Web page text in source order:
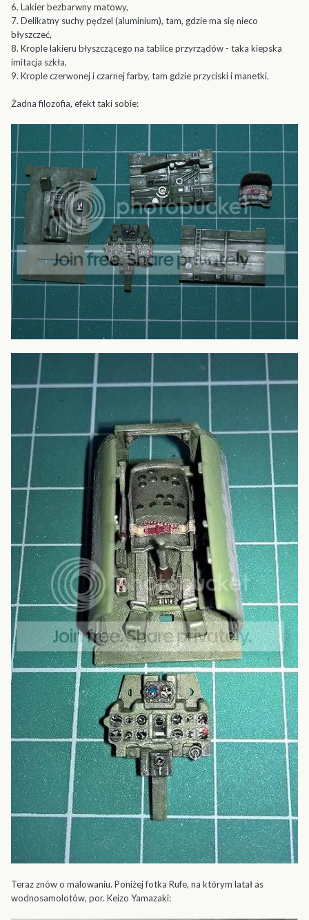
6. Lakier bezbarwny matowy,
7. Delikatny suchy pędzel (aluminium), tam, gdzie ma się nieco
błyszczeć,
8. Krople lakieru błyszczącego na tablice przyrządów - taka kiepska
imitacja szkła,
9. Krople czerwonej i czarnej farby, tam gdzie przyciski i manetki.
Żadna filozofia, efekt taki sobie:
Teraz znów o malowaniu. Poniżej fotka Rufe, na którym latał as
wodnosamolotów, por. Keizo Yamazaki: